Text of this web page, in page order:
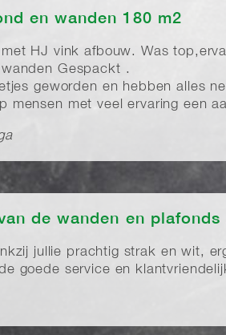
en wanden 180 m2
HJ vink afbouw. Was
Gespackt .
geworden en hebben alles
mensen met veel ervaring een
de wanden en
jullie prachtig strak en wit,
goede service en